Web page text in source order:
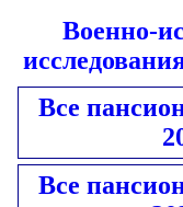
Военно-
Все
Все